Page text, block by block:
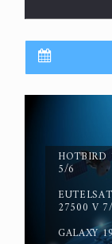
HOTBIRD
5/6
27500 V
GALAXY